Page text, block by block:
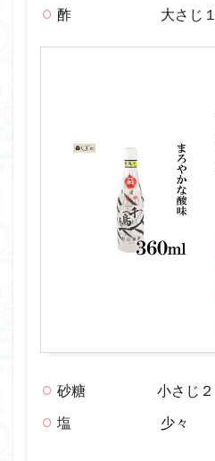
酢 大さじ１
砂糖 小さじ２
塩 少々